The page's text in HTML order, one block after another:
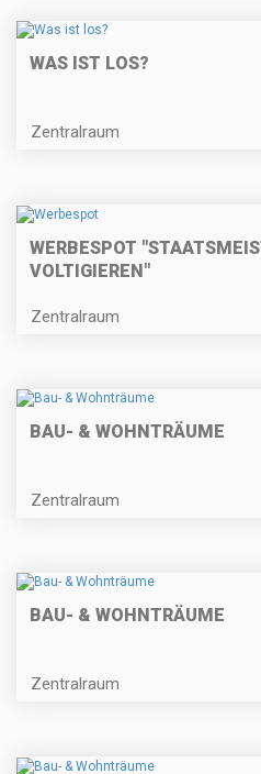
WAS IST LOS?
Zentralraum
WERBESPOT
VOLTIGIEREN"
Zentralraum
BAU- & WOHNTRÄUME
Zentralraum
BAU- & WOHNTRÄUME
Zentralraum